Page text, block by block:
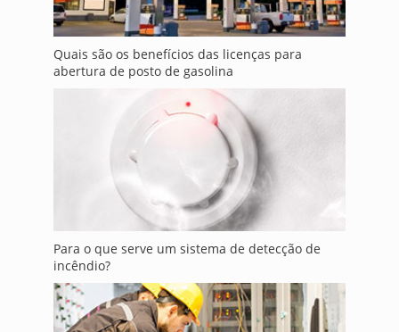
Quais são os benefícios das licenças para
abertura de posto de gasolina
Para o que serve um sistema de detecção de
incêndio?